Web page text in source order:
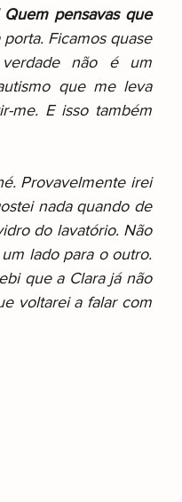
Quem pensavas que
Ficamos quase
não é um
que me leva
me. E isso também
Provavelmente irei
nada quando de
do lavatório. Não
lado para o outro.
que a Clara já não
voltarei a falar com